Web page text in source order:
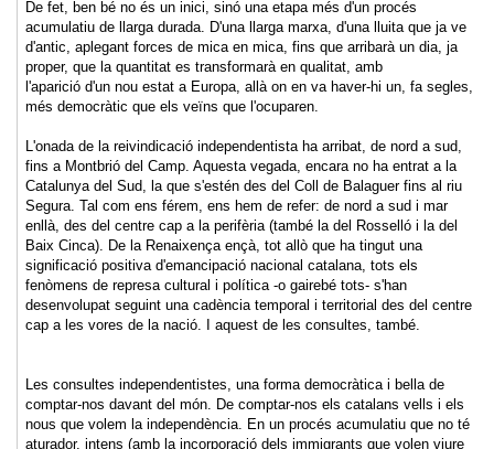
De fet, ben bé no és un inici, sinó una etapa més d'un procés
acumulatiu de llarga durada. D'una llarga marxa, d'una lluita que ja ve
d'antic, aplegant forces de mica en mica, fins que arribarà un dia, ja
proper, que la quantitat es transformarà en qualitat, amb
l'aparició d'un nou estat a Europa, allà on en va haver-hi un, fa segles,
més democràtic que els veïns que l'ocuparen.
L'onada de la reivindicació independentista ha arribat, de nord a sud,
fins a Montbrió del Camp. Aquesta vegada, encara no ha entrat a la
Catalunya del Sud, la que s'estén des del Coll de Balaguer fins al riu
Segura. Tal com ens férem, ens hem de refer: de nord a sud i mar
enllà, des del centre cap a la perifèria (també la del Rosselló i la del
Baix Cinca). De la Renaixença ençà, tot allò que ha tingut una
significació positiva d'emancipació nacional catalana, tots els
fenòmens de represa cultural i política -o gairebé tots- s'han
desenvolupat seguint una cadència temporal i territorial des del centre
cap a les vores de la nació. I aquest de les consultes, també.
Les consultes independentistes, una forma democràtica i bella de
comptar-nos davant del món. De comptar-nos els catalans vells i els
nous que volem la independència. En un procés acumulatiu que no té
aturador, intens (amb la incorporació dels immigrants que volen viure